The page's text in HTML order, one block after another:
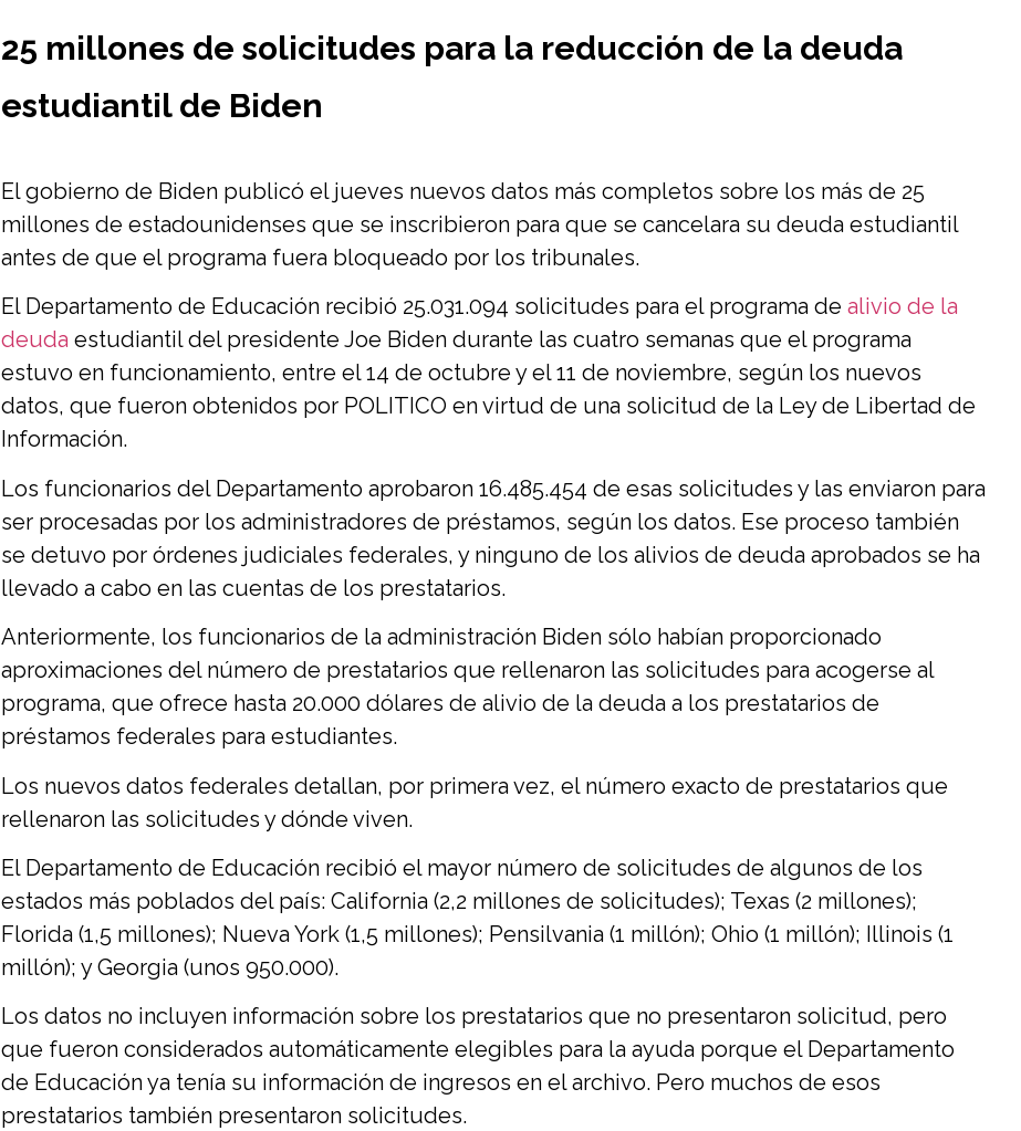
25 millones de solicitudes para la reducción de la deuda
estudiantil de Biden
El gobierno de Biden publicó el jueves nuevos datos más completos sobre los más de 25
millones de estadounidenses que se inscribieron para que se cancelara su deuda estudiantil
antes de que el programa fuera bloqueado por los tribunales.
El Departamento de Educación recibió 25.031.094 solicitudes para el programa de alivio de la
deuda estudiantil del presidente Joe Biden durante las cuatro semanas que el programa
estuvo en funcionamiento, entre el 14 de octubre y el 11 de noviembre, según los nuevos
datos, que fueron obtenidos por POLITICO en virtud de una solicitud de la Ley de Libertad de
Información.
Los funcionarios del Departamento aprobaron 16.485.454 de esas solicitudes y las enviaron para
ser procesadas por los administradores de préstamos, según los datos. Ese proceso también
se detuvo por órdenes judiciales federales, y ninguno de los alivios de deuda aprobados se ha
llevado a cabo en las cuentas de los prestatarios.
Anteriormente, los funcionarios de la administración Biden sólo habían proporcionado
aproximaciones del número de prestatarios que rellenaron las solicitudes para acogerse al
programa, que ofrece hasta 20.000 dólares de alivio de la deuda a los prestatarios de
préstamos federales para estudiantes.
Los nuevos datos federales detallan, por primera vez, el número exacto de prestatarios que
rellenaron las solicitudes y dónde viven.
El Departamento de Educación recibió el mayor número de solicitudes de algunos de los
estados más poblados del país: California (2,2 millones de solicitudes); Texas (2 millones);
Florida (1,5 millones); Nueva York (1,5 millones); Pensilvania (1 millón); Ohio (1 millón); Illinois (1
millón); y Georgia (unos 950.000).
Los datos no incluyen información sobre los prestatarios que no presentaron solicitud, pero
que fueron considerados automáticamente elegibles para la ayuda porque el Departamento
de Educación ya tenía su información de ingresos en el archivo. Pero muchos de esos
prestatarios también presentaron solicitudes.